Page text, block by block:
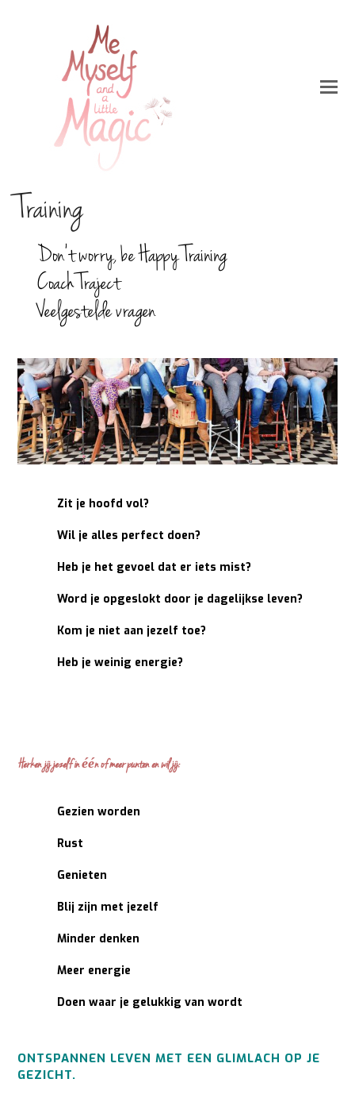
Training
Don’t worry, be Happy Training
Coach Traject
Veelgestelde vragen
Zit je hoofd vol?
Wil je alles perfect doen?
Heb je het gevoel dat er iets mist?
Word je opgeslokt door je dagelijkse leven?
Kom je niet aan jezelf toe?
Heb je weinig energie?
Herken jij jezelf in één of meer punten en wil jij:
Gezien worden
Rust
Genieten
Blij zijn met jezelf
Minder denken
Meer energie
Doen waar je gelukkig van wordt
ONTSPANNEN LEVEN MET EEN GLIMLACH OP JE
GEZICHT.